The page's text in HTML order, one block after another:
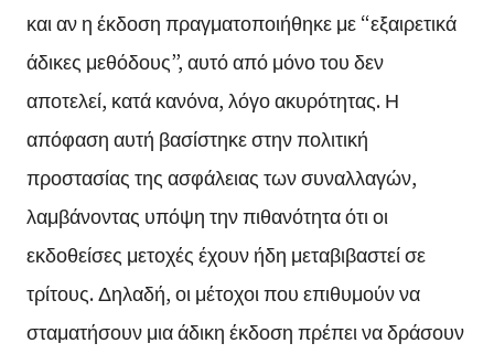
και αν η έκδοση πραγματοποιήθηκε με “εξαιρετικά
άδικες μεθόδους”, αυτό από μόνο του δεν
αποτελεί, κατά κανόνα, λόγο ακυρότητας. Η
απόφαση αυτή βασίστηκε στην πολιτική
προστασίας της ασφάλειας των συναλλαγών,
λαμβάνοντας υπόψη την πιθανότητα ότι οι
εκδοθείσες μετοχές έχουν ήδη μεταβιβαστεί σε
τρίτους. Δηλαδή, οι μέτοχοι που επιθυμούν να
σταματήσουν μια άδικη έκδοση πρέπει να δράσουν